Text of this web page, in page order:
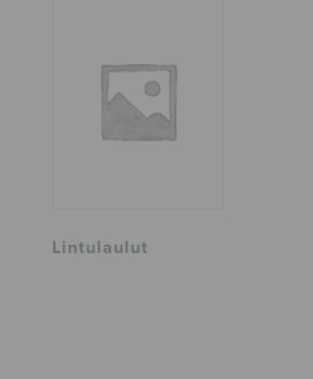
Lintulaulut